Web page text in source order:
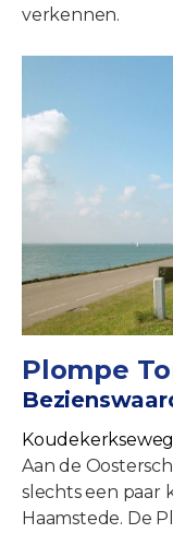
verkennen.
Plompe
Koudekerkseweg
Aan de
slechts een paar
Haamstede. De